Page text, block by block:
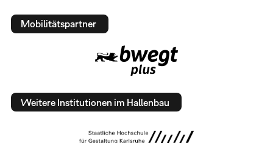
Mobilitätspartner
Weitere Institutionen im Hallenbau